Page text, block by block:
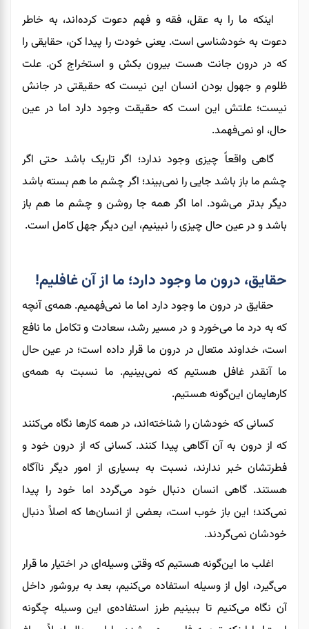
اینکه ما را به عقل، فقه و فهم دعوت کرده‌اند، به خاطر
دعوت به خودشناسی است. یعنی خودت را پیدا کن، حقایقی را
که در درون جانت هست بیرون بکش و استخراج کن. علت
ظلوم و جهول بودن انسان این نیست که حقیقتی در جانش
نیست؛ علتش این است که حقیقت وجود دارد اما در عین
حال، او نمی‌فهمد.
گاهی واقعاً چیزی وجود ندارد؛ اگر تاریک باشد حتی اگر
چشم ما باز باشد جایی را نمی‌بیند؛ اگر چشم ما هم بسته باشد
دیگر بدتر می‌شود. اما اگر همه جا روشن و چشم ما هم باز
باشد و در عین حال چیزی را نبینیم، این دیگر جهل کامل است.
حقایق، درون ما وجود دارد؛ ما از آن غافلیم!
حقایق در درون ما وجود دارد اما ما نمی‌فهمیم. همه‌ی آنچه
که به درد ما می‌خورد و در مسیر رشد، سعادت و تکامل ما نافع
است، خداوند متعال در درون ما قرار داده است؛ در عین حال
ما آنقدر غافل هستیم که نمی‌بینیم. ما نسبت به همه‌ی
کارهایمان این‌گونه هستیم.
کسانی که خودشان را شناخته‌اند، در همه کارها نگاه می‌کنند
که از درون به آن آگاهی پیدا کنند. کسانی‌ که از درون خود و
فطرتشان خبر ندارند، نسبت به بسیاری از امور دیگر ناآگاه
هستند. گاهی انسان دنبال خود می‌گردد اما خود را پیدا
نمی‌کند؛ این باز خوب است، بعضی از انسان‌ها که اصلاً دنبال
خودشان نمی‌گردند.
اغلب ما این‌گونه هستیم که وقتی وسیله‌ای در اختیار ما قرار
می‌گیرد، اول از وسیله استفاده می‌کنیم، بعد به بروشور داخل
آن نگاه می‌کنیم تا ببینیم طرز استفاده‌ی این وسیله چگونه